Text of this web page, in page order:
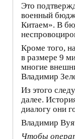
Это
военный
Китаем». В
Кроме того,
в размере 9
многие
Владимир
Из этого
далее.
диалогу они
Владимир
Чтобы